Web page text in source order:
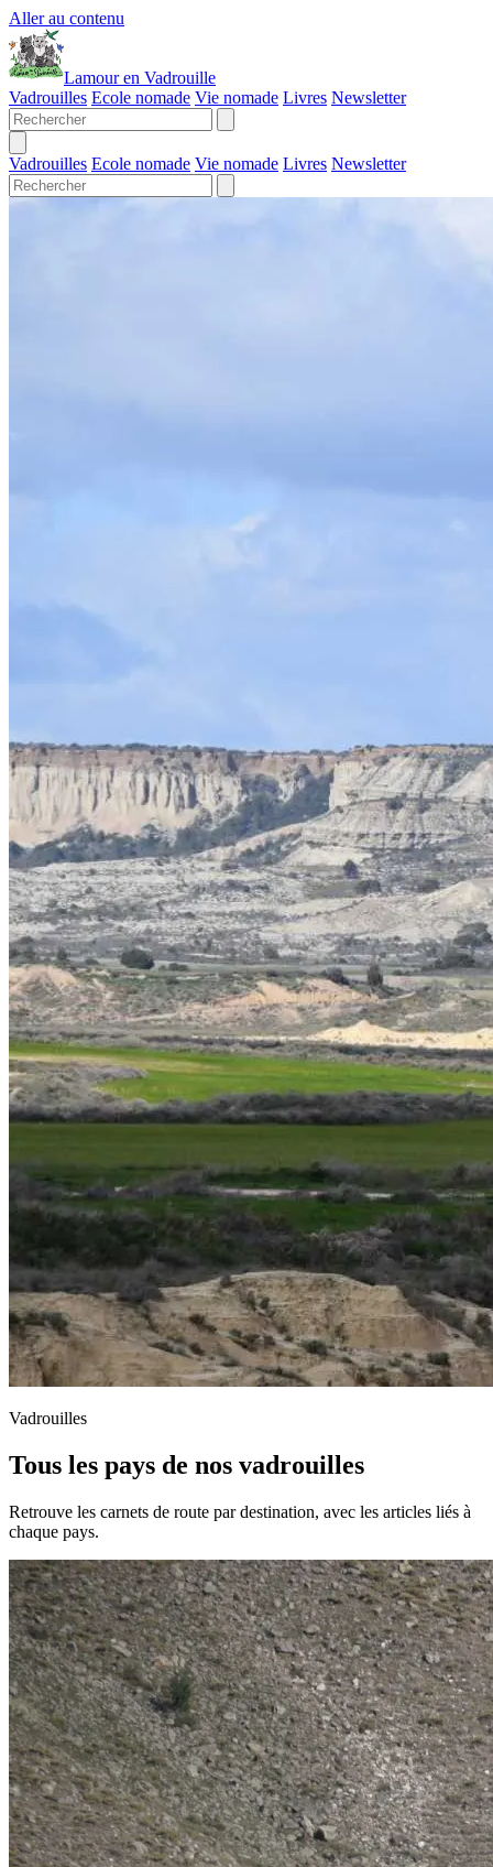
Aller au contenu
Lamour en Vadrouille
Vadrouilles Ecole nomade Vie nomade Livres Newsletter
Vadrouilles Ecole nomade Vie nomade Livres Newsletter
Vadrouilles
Tous les pays de nos vadrouilles
Retrouve les carnets de route par destination, avec les articles liés à
chaque pays.